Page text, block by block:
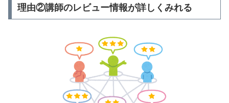
理由②講師のレビュー情報が詳しくみれる